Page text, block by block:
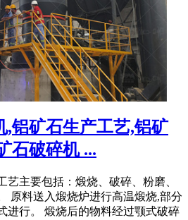
,铝矿石生产工艺,铝矿
石破碎机 ...
艺主要包括：煅烧、破碎、粉磨、
原料送入煅烧炉进行高温煅烧,部分
进行。 煅烧后的物料经过颚式破碎